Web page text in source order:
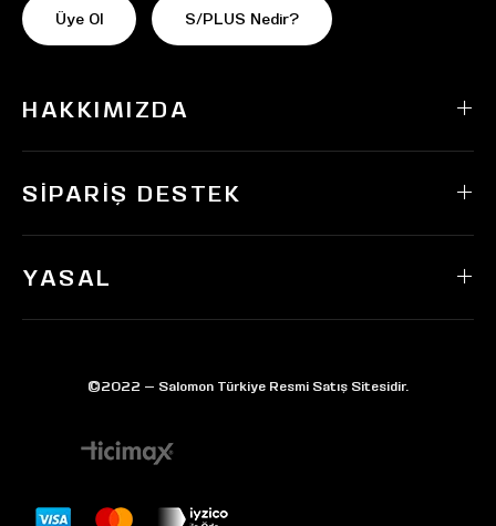
Üye Ol S/PLUS Nedir?
HAKKIMIZDA
SIPARIŞ DESTEK
YASAL
©2022 — Salomon Türkiye Resmi Satış Sitesidir.